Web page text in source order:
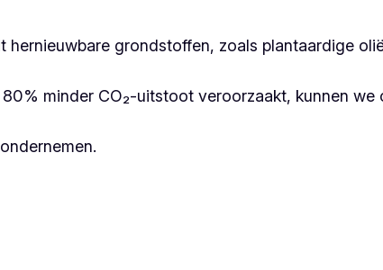
grondstoffen, zoals plantaardige
minder CO₂-uitstoot veroorzaakt, kunnen we